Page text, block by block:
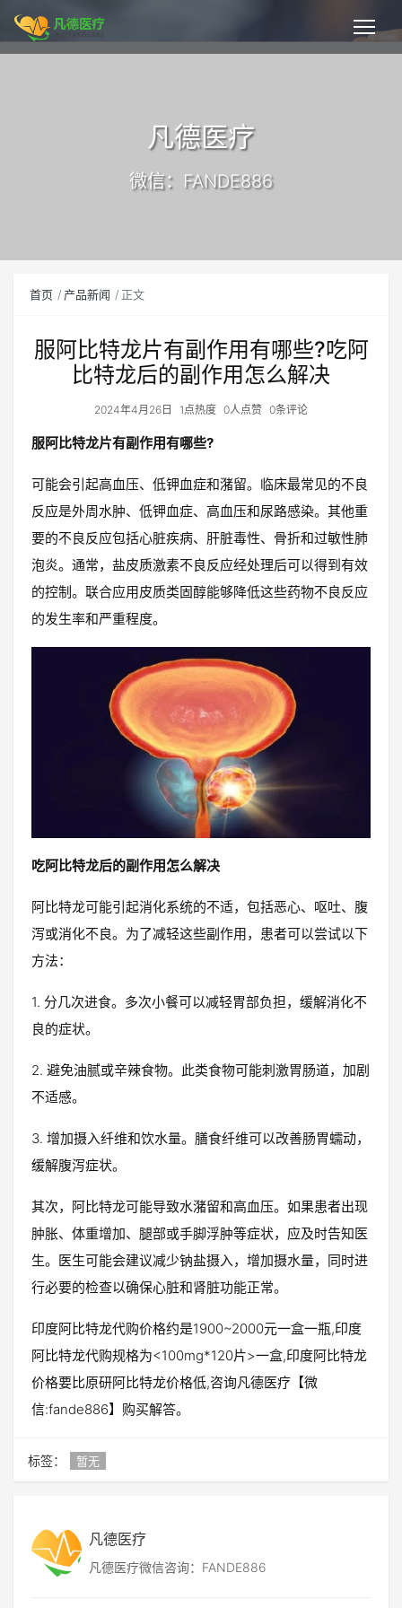
凡德医疗
微信：FANDE886
首页 产品新闻 正文
服阿比特龙片有副作用有哪些?吃阿
比特龙后的副作用怎么解决
2024年4月26日 1点热度 0人点赞 0条评论
服阿比特龙片有副作用有哪些?
可能会引起高血压、低钾血症和潴留。临床最常见的不良
反应是外周水肿、低钾血症、高血压和尿路感染。其他重
要的不良反应包括心脏疾病、肝脏毒性、骨折和过敏性肺
泡炎。通常，盐皮质激素不良反应经处理后可以得到有效
的控制。联合应用皮质类固醇能够降低这些药物不良反应
的发生率和严重程度。
吃阿比特龙后的副作用怎么解决
阿比特龙可能引起消化系统的不适，包括恶心、呕吐、腹
泻或消化不良。为了减轻这些副作用，患者可以尝试以下
方法：
1. 分几次进食。多次小餐可以减轻胃部负担，缓解消化不
良的症状。
2. 避免油腻或辛辣食物。此类食物可能刺激胃肠道，加剧
不适感。
3. 增加摄入纤维和饮水量。膳食纤维可以改善肠胃蠕动，
缓解腹泻症状。
其次，阿比特龙可能导致水潴留和高血压。如果患者出现
肿胀、体重增加、腿部或手脚浮肿等症状，应及时告知医
生。医生可能会建议减少钠盐摄入，增加摄水量，同时进
行必要的检查以确保心脏和肾脏功能正常。
印度阿比特龙代购价格约是1900~2000元一盒一瓶,印度
阿比特龙代购规格为<100mg*120片>一盒,印度阿比特龙
价格要比原研阿比特龙价格低,咨询凡德医疗【微
信:fande886】购买解答。
标签： 暂无
凡德医疗
凡德医疗微信咨询：FANDE886